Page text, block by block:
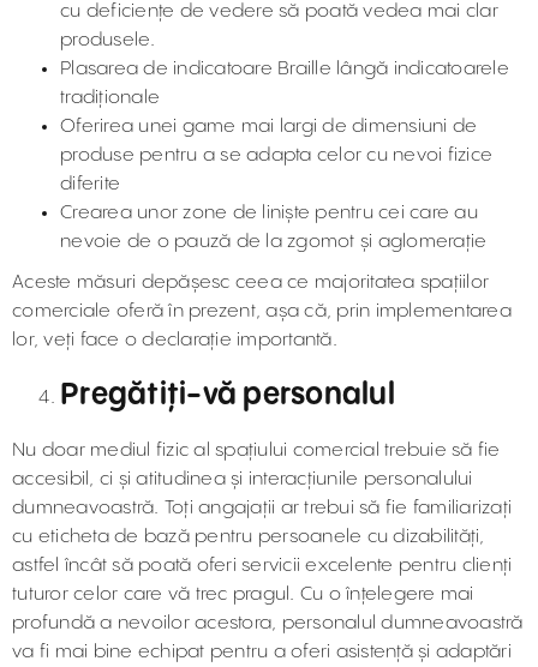
cu deficiențe de vedere să poată vedea mai clar
produsele.
Plasarea de indicatoare Braille lângă indicatoarele
tradiționale
Oferirea unei game mai largi de dimensiuni de
produse pentru a se adapta celor cu nevoi fizice
diferite
Crearea unor zone de liniște pentru cei care au
nevoie de o pauză de la zgomot și aglomerație
Aceste măsuri depășesc ceea ce majoritatea spațiilor
comerciale oferă în prezent, așa că, prin implementarea
lor, veți face o declarație importantă.
Pregătiți-vă personalul
Nu doar mediul fizic al spațiului comercial trebuie să fie
accesibil, ci și atitudinea și interacțiunile personalului
dumneavoastră. Toți angajații ar trebui să fie familiarizați
cu eticheta de bază pentru persoanele cu dizabilități,
astfel încât să poată oferi servicii excelente pentru clienți
tuturor celor care vă trec pragul. Cu o înțelegere mai
profundă a nevoilor acestora, personalul dumneavoastră
va fi mai bine echipat pentru a oferi asistență și adaptări